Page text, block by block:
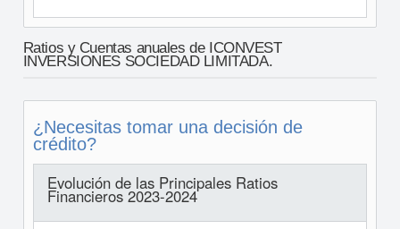
Ratios y Cuentas anuales de ICONVEST
INVERSIONES SOCIEDAD LIMITADA.
¿Necesitas tomar una decisión de
crédito?
Evolución de las Principales Ratios
Financieros 2023-2024